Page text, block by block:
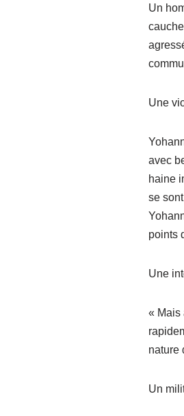
Un
Une
avec
haine
se
points
Une
« Mais
nature
Un